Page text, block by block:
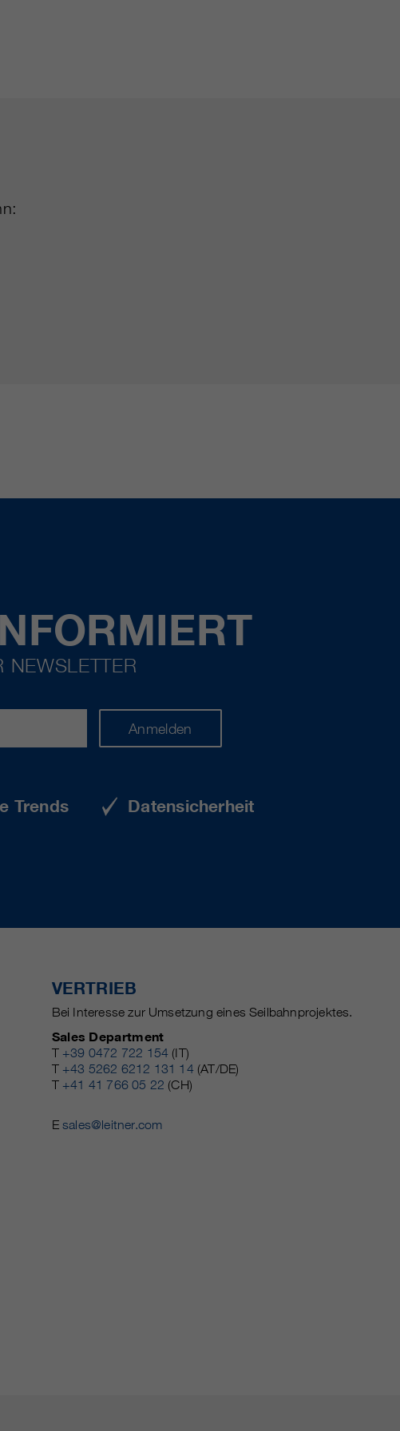
NEWSLETTER
Anmelden
Trends Datensicherheit
VERTRIEB
Bei Interesse zur Umsetzung eines Seilbahnprojektes.
Sales Department
T +39 0472 722 154 (IT)
T +43 5262 6212 131 14(AT/DE)
T +41 41 766 05 22 (CH)
Esales@leitner.com